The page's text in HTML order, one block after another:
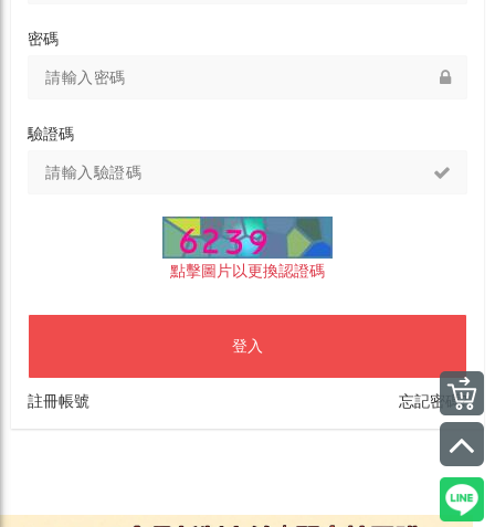
密碼
驗證碼
點擊圖片以更換認證碼
登入
註冊帳號 忘記密碼?